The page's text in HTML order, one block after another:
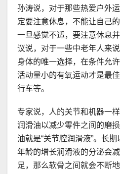
孙涛说，对于那些热爱户外
定要注意休息，不能让自己
一旦感觉不适，要注意休息
议说，对于一些中老年人来
身体的唯一选择，在条件允
活动量小的有氧运动才是最
行车等。
专家说，人的关节和机器一
润滑油以减少零件之间的磨
油就是“关节腔润滑液”。长
年龄的增长润滑液的分泌会
足，那么软骨之间就会不断